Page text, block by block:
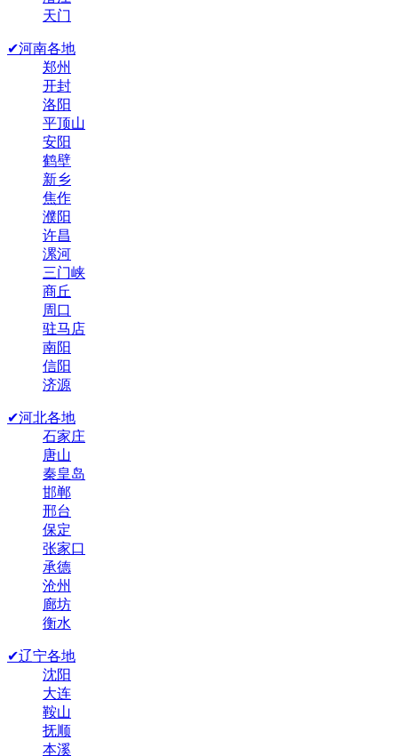
天门
✔河南各地
郑州
开封
洛阳
平顶山
安阳
鹤壁
新乡
焦作
濮阳
许昌
漯河
三门峡
商丘
周口
驻马店
南阳
信阳
济源
✔河北各地
石家庄
唐山
秦皇岛
邯郸
邢台
保定
张家口
承德
沧州
廊坊
衡水
✔辽宁各地
沈阳
大连
鞍山
抚顺
本溪